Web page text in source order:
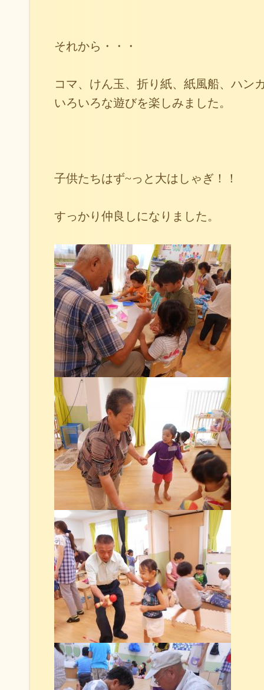
それから・・・
コマ、けん玉、折り紙、紙風船、ハン
いろいろな遊びを楽しみました。
子供たちはず~っと大はしゃぎ！！
すっかり仲良しになりました。